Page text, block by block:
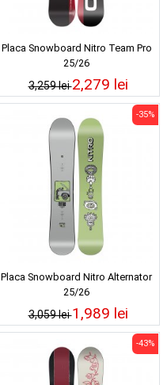
Placa Snowboard Nitro Team Pro
25/26
3,259 lei2,279 lei
Placa Snowboard Nitro Alternator
25/26
3,059 lei
-35%
1,989 lei
-43%